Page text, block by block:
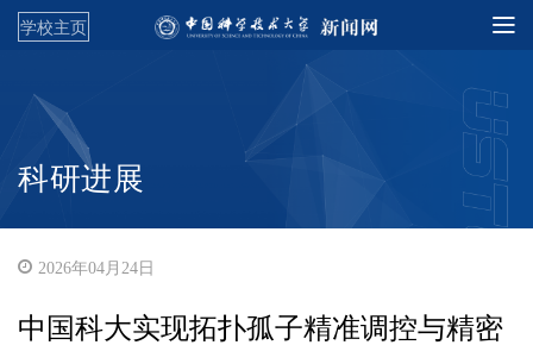
学校主页
科研进展
2026年04月24日
中国科大实现拓扑孤子精准调控与精密